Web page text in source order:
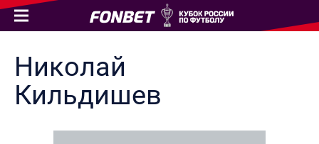
Николай
Кильдишев